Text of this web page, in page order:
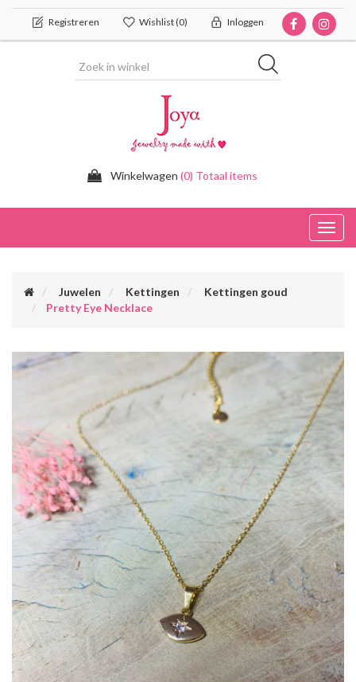
Registreren Wishlist(0) Inloggen
Winkelwagen (0) Totaal items
Juwelen Kettingen
Kettingen goud
Pretty Eye Necklace